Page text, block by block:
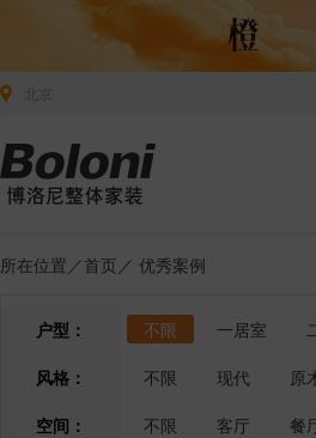
所在位置／首页 ／ 优秀案例
户型： 不限 一居室
风格：
不限 现代 原
空间：
不限 客厅 餐